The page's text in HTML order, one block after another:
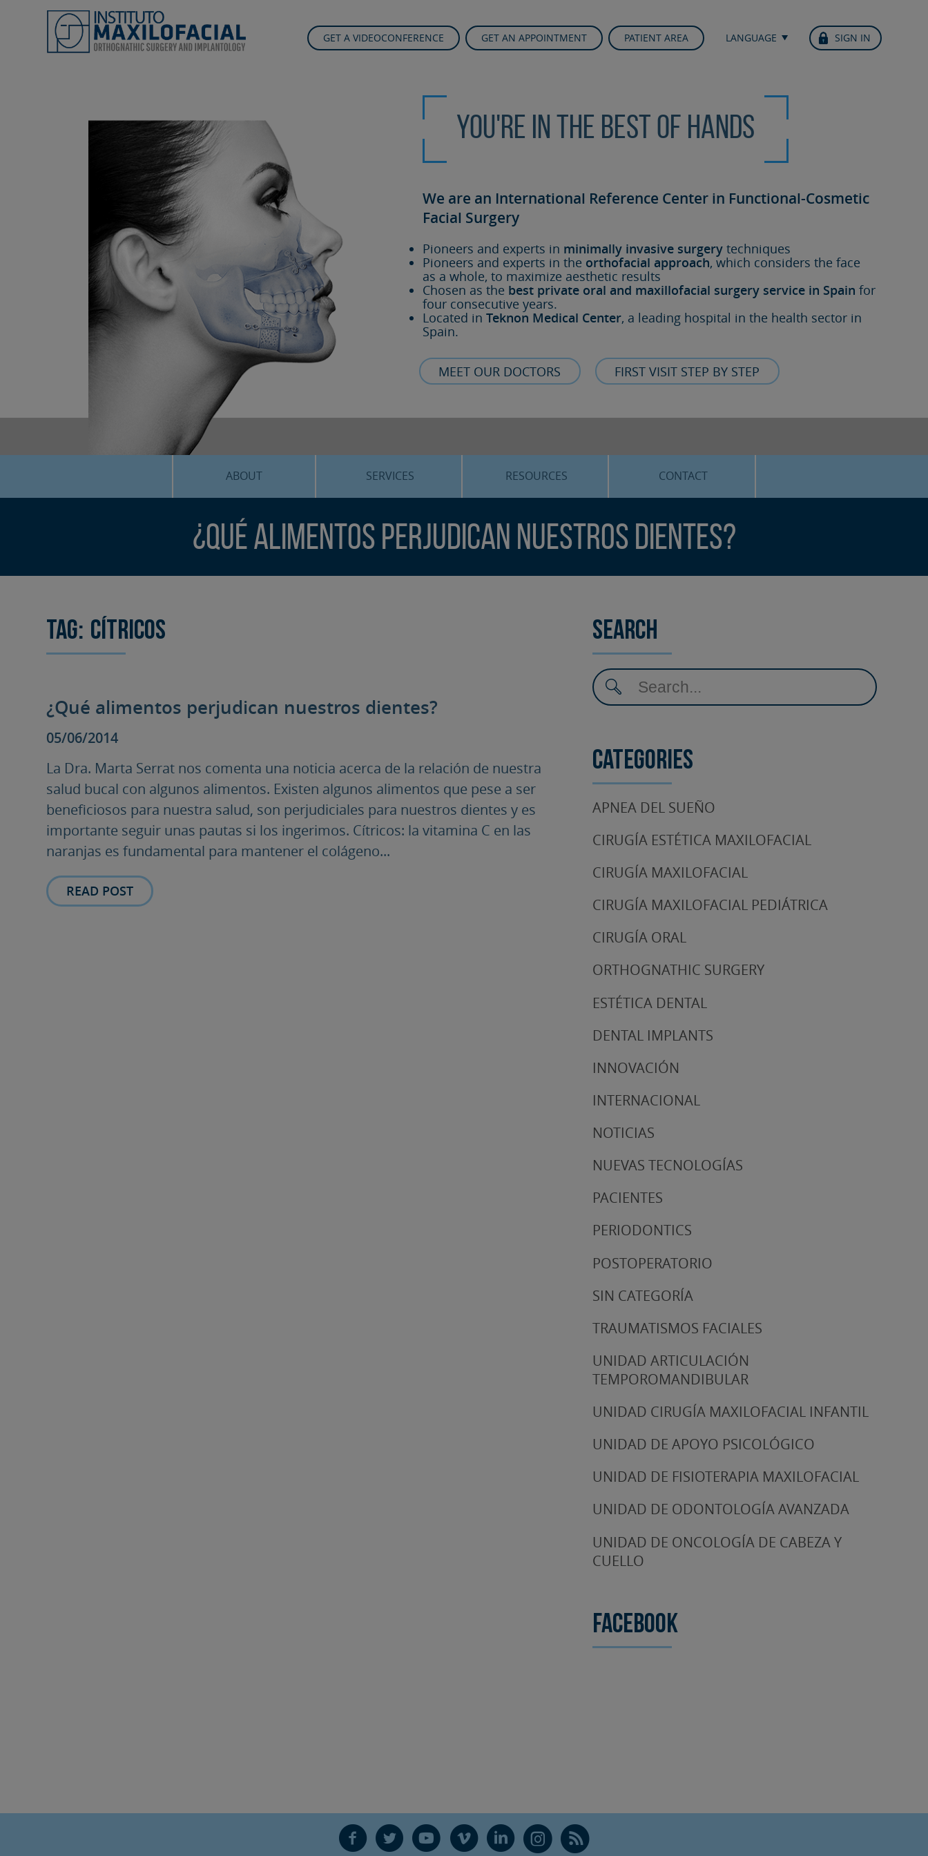
GET A VIDEOCONFERENCE GET AN APPOINTMENT PATIENT AREA LANGUAGE SIGN IN
You're in the best of hands
We are an International Reference Center in Functional-Cosmetic
Facial Surgery
Pioneers and experts in minimally invasive surgery techniques
Pioneers and experts in the orthofacial approach, which considers the face
as a whole, to maximize aesthetic results
Chosen as the best private oral and maxillofacial surgery service in Spain for
four consecutive years.
Located inTeknon Medical Center, a leading hospital in the health sector in
Spain.
MEET OUR DOCTORS FIRST VISIT STEP BY STEP
ABOUT SERVICES
SLEEP APNEA
RESOURCES
BLOG
CONTACT
¿Qué alimentos perjudican nuestros dientes?
Tag: Cítricos
¿Qué alimentos perjudican nuestros dientes?
05/06/2014
La Dra. Marta Serrat nos comenta una noticia acerca de la relación de nuestra
salud bucal con algunos alimentos. Existen algunos alimentos que pese a ser
beneficiosos para nuestra salud, son perjudiciales para nuestros dientes y es
importante seguir unas pautas si los ingerimos. Cítricos: la vitamina C en las
naranjas es fundamental para mantener el colágeno...
READ POST
Search
Categories
APNEA DEL SUEÑO
CIRUGÍA ESTÉTICA MAXILOFACIAL
CIRUGÍA MAXILOFACIAL
CIRUGÍA MAXILOFACIAL PEDIÁTRICA
CIRUGÍA ORAL
ORTHOGNATHIC SURGERY
ESTÉTICA DENTAL
DENTAL IMPLANTS
INNOVACIÓN
INTERNACIONAL
NOTICIAS
NUEVAS TECNOLOGÍAS
PACIENTES
PERIODONTICS
POSTOPERATORIO
SIN CATEGORÍA
TRAUMATISMOS FACIALES
UNIDAD ARTICULACIÓN
TEMPOROMANDIBULAR
UNIDAD CIRUGÍA MAXILOFACIAL INFANTIL
UNIDAD DE APOYO PSICOLÓGICO
UNIDAD DE FISIOTERAPIA MAXILOFACIAL
UNIDAD DE ODONTOLOGÍA AVANZADA
UNIDAD DE ONCOLOGÍA DE CABEZA Y
CUELLO
Facebook
F T Y V L Ñ R